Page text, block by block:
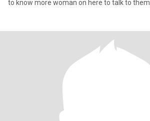
to know more woman on here to talk to them